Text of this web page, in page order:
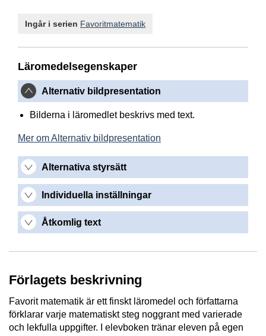
Ingår i serien Favoritmatematik
Läromedelsegenskaper
Alternativ bildpresentation
Bilderna i läromedlet beskrivs med text.
Mer om Alternativ bildpresentation
Alternativa styrsätt
Individuella inställningar
Åtkomlig text
Förlagets beskrivning
Favorit matematik är ett finskt läromedel och författarna
förklarar varje matematiskt steg noggrant med varierade
och lekfulla uppgifter. I elevboken tränar eleven på egen